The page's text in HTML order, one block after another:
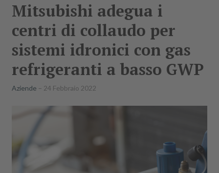
Mitsubishi adegua i
centri di collaudo per
sistemi idronici con gas
refrigeranti a basso GWP
Aziende 24 Febbraio 2022